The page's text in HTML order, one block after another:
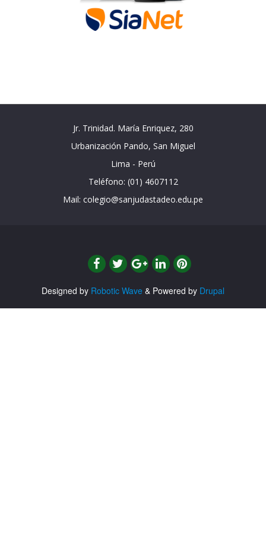
Jr. Trinidad. María Enriquez, 280
Urbanización Pando, San Miguel
Lima - Perú
Teléfono: (01) 4607112
Mail: colegio@sanjudastadeo.edu.pe
Designed by Robotic Wave & Powered by Drupal